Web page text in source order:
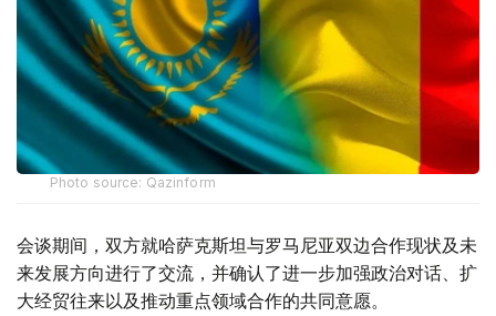
Photo source: Qazinform
会谈期间，双方就哈萨克斯坦与罗马尼亚双边合作现状及未
来发展方向进行了交流，并确认了进一步加强政治对话、扩
大经贸往来以及推动重点领域合作的共同意愿。